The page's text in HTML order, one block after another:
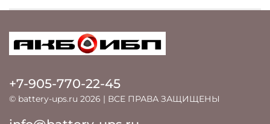
+7-905-770-22-45
© battery-ups.ru 2026 | ВСЕ ПРАВА ЗАЩИЩЕНЫ